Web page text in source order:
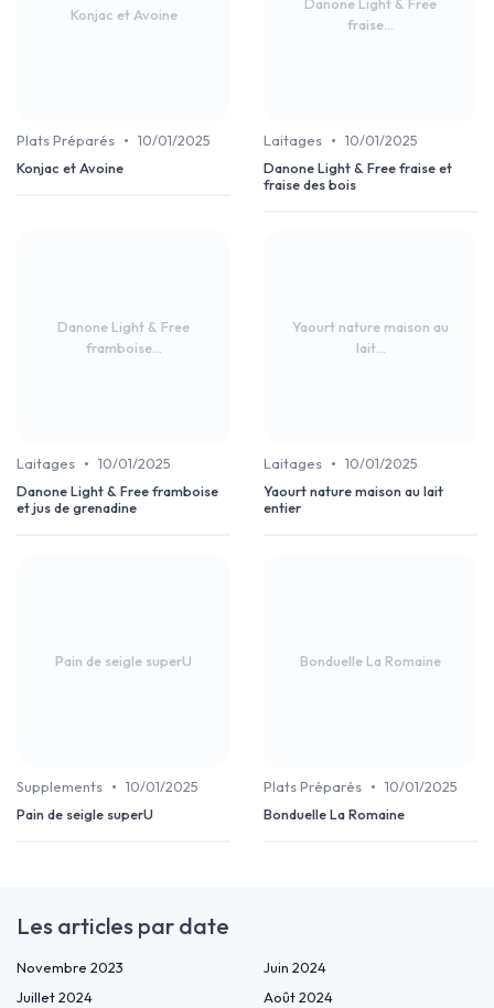
Konjac et Avoine
Plats Préparés • 10/01/2025
Konjac et Avoine
Danone Light & Free
fraise...
Laitages • 10/01/2025
Danone Light & Free fraise et
fraise des bois
Danone Light & Free
framboise...
Laitages • 10/01/2025
Danone Light & Free framboise
et jus de grenadine
Yaourt nature maison au
lait...
Laitages • 10/01/2025
Yaourt nature maison au lait
entier
Pain de seigle superU
Supplements • 10/01/2025
Pain de seigle superU
Bonduelle La Romaine
Plats Préparés • 10/01/2025
Bonduelle La Romaine
Les articles par date
Novembre 2023
Juin 2024
Juillet 2024
Août 2024